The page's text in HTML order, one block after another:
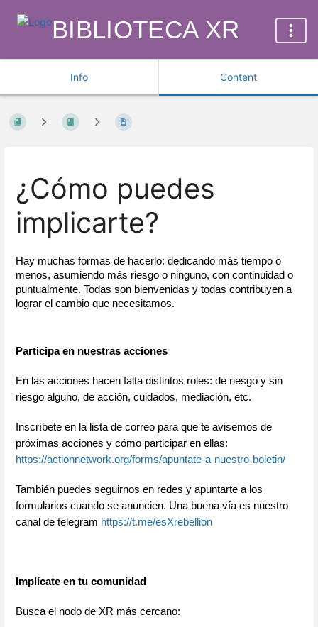
BIBLIOTECA XR
Info Content
¿Cómo puedes
implicarte?
Hay muchas formas de hacerlo: dedicando más tiempo o
menos, asumiendo más riesgo o ninguno, con continuidad o
puntualmente. Todas son bienvenidas y todas contribuyen a
lograr el cambio que necesitamos.
Participa en nuestras acciones
En las acciones hacen falta distintos roles: de riesgo y sin
riesgo alguno, de acción, cuidados, mediación, etc.
Inscríbete en la lista de correo para que te avisemos de
https://actionnetwork.org/forms/apuntate-a-nuestro-boletin/
También puedes seguirnos en redes y apuntarte a los
formularios cuando se anuncien. Una buena vía es nuestro
canal de telegram https://t.me/esXrebellion
Implícate en tu comunidad
Busca el nodo de XR más cercano: